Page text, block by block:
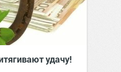
удачу!